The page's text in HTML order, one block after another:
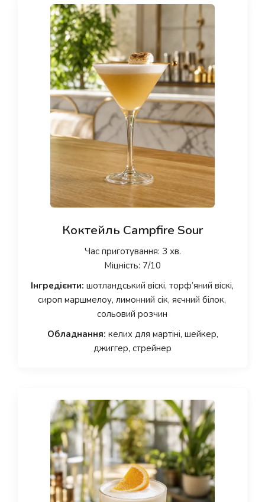
Коктейль Campfire Sour
Час приготування: 3 хв.
Міцність: 7/10
Інгредієнти: шотландський віскі, торф’яний віскі,
сироп маршмелоу, лимонний сік, яєчний білок,
сольовий розчин
Обладнання: келих для мартіні, шейкер,
джиггер, стрейнер